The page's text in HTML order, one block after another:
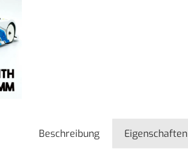
Beschreibung Eigenschaften